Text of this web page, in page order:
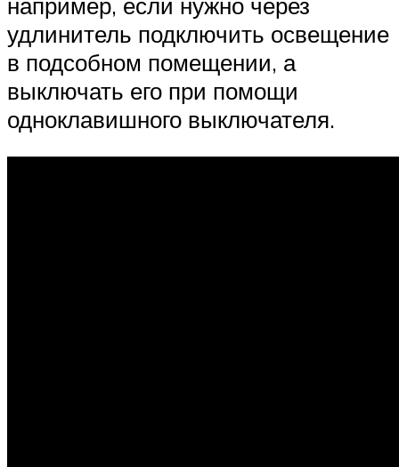
удлинитель подключить освещение
в подсобном помещении, а
выключать его при помощи
одноклавишного выключателя.